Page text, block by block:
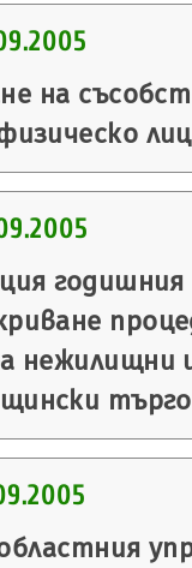
на
годишния
нежилищни